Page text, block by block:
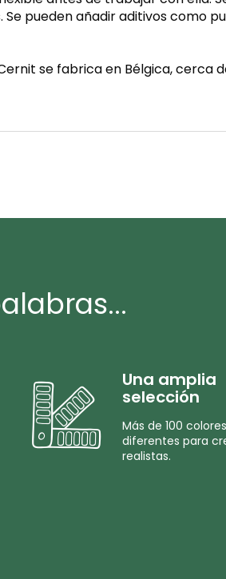
pueden añadir aditivos como
se fabrica en Bélgica, cerca
Una amplia
selección
Más de 100
diferentes para
realistas.